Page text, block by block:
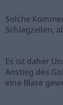
Solche
Schlagzeilen,
Es ist daher
Anstieg des
eine Blase